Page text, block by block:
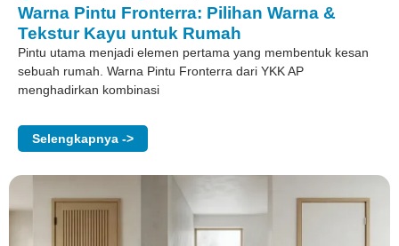
Warna Pintu Fronterra: Pilihan Warna &
Tekstur Kayu untuk Rumah
Pintu utama menjadi elemen pertama yang membentuk kesan
sebuah rumah. Warna Pintu Fronterra dari YKK AP
menghadirkan kombinasi
Selengkapnya ->